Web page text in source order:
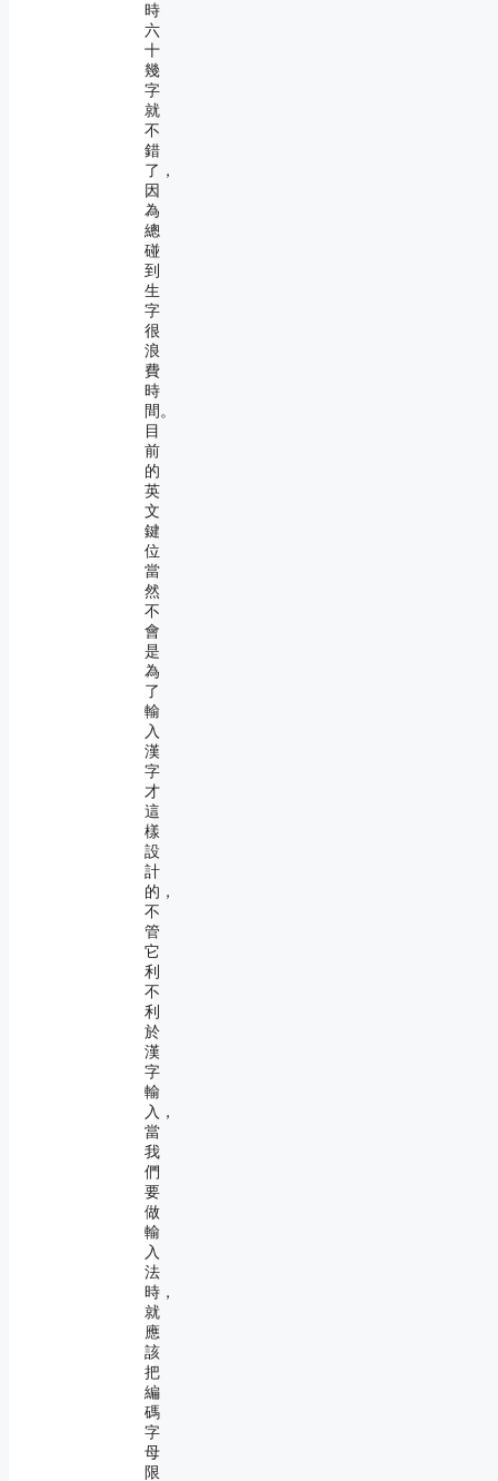
時
六
十
幾
字
就
不
錯
了，
因
為
總
碰
到
生
字
很
浪
費
時
間。
目
前
的
英
文
鍵
位
當
然
不
會
是
為
了
輸
入
漢
字
才
這
樣
設
計
的，
不
管
它
利
不
利
於
漢
字
輸
入，
當
我
們
要
做
輸
入
法
時，
就
應
該
把
編
碼
字
母
限